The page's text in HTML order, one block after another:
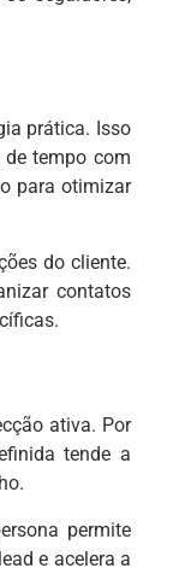
prática. Isso
tempo com
para otimizar
do cliente.
contatos
ativa. Por
tende a
permite
e acelera a